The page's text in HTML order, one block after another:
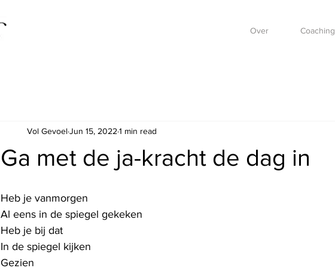
Over Coaching
Ga met de ja-kracht de dag in
Vol GevoelJun 15, 2022 1 min read
Heb je vanmorgen
Al eens in de spiegel gekeken
Heb je bij dat
In de spiegel kijken
Gezien